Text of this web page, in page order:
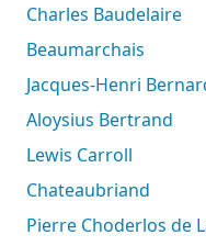
Charles Baudelaire
Beaumarchais
Jacques-Henri
Aloysius Bertrand
Lewis Carroll
Chateaubriand
Pierre Choderlos de